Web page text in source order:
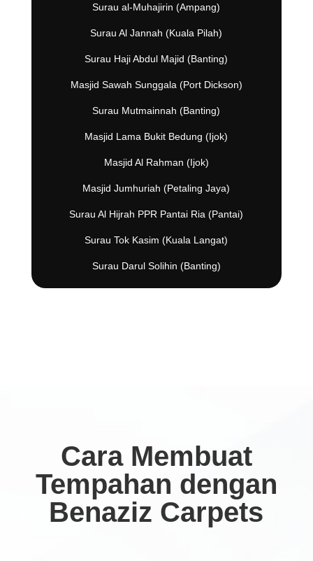
Surau al-Muhajirin (Ampang)
Surau Al Jannah (Kuala Pilah)
Surau Haji Abdul Majid (Banting)
Masjid Sawah Sunggala (Port Dickson)
Surau Mutmainnah (Banting)
Masjid Lama Bukit Bedung (Ijok)
Masjid Al Rahman (Ijok)
Masjid Jumhuriah (Petaling Jaya)
Surau Al Hijrah PPR Pantai Ria (Pantai)
Surau Tok Kasim (Kuala Langat)
Surau Darul Solihin (Banting)
Cara Membuat
Tempahan dengan
Benaziz Carpets